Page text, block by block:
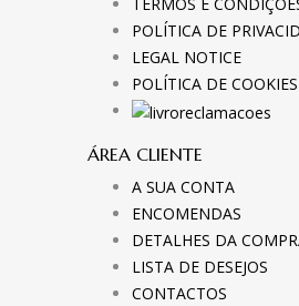
TERMOS E
POLÍTICA DE
LEGAL NOTICE
POLÍTICA DE COOKIES
ÁREA CLIENTE
A SUA CONTA
ENCOMENDAS
DETALHES DA
LISTA DE DESEJOS
CONTACTOS